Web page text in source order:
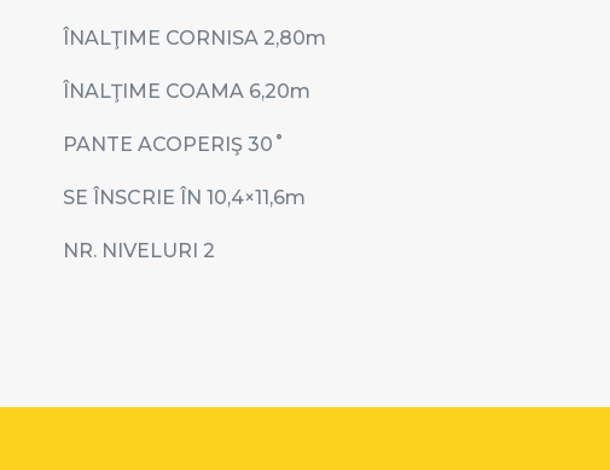
ÎNALŢIME CORNISA 2,80m
ÎNALŢIME COAMA 6,20m
PANTE ACOPERIŞ 30 ˚
SE ÎNSCRIE ÎN 10,4×11,6m
NR. NIVELURI 2